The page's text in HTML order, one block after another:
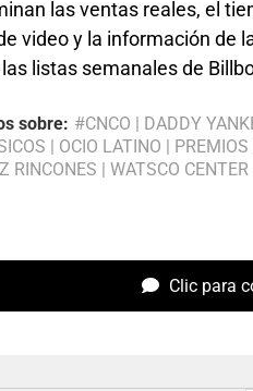
las ventas reales, el
video y la información de
listas semanales de
sobre: #CNCO | DADDY
| OCIO LATINO |
RINCONES | WATSCO CENTER
Clic para